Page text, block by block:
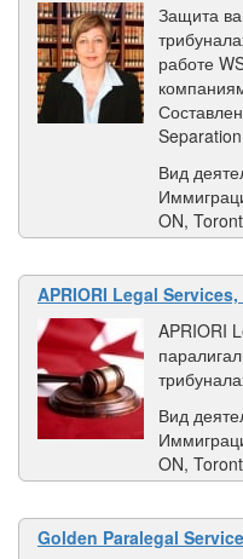
Защита
работе
Вид
ON,
APRIORI Legal
APRIORI
Вид
ON,
Golden Paralegal